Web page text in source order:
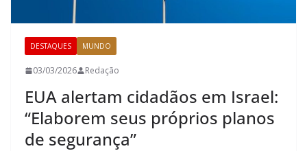
DESTAQUES MUNDO
03/03/2026 Redação
EUA alertam cidadãos em Israel:
“Elaborem seus próprios planos
de segurança”